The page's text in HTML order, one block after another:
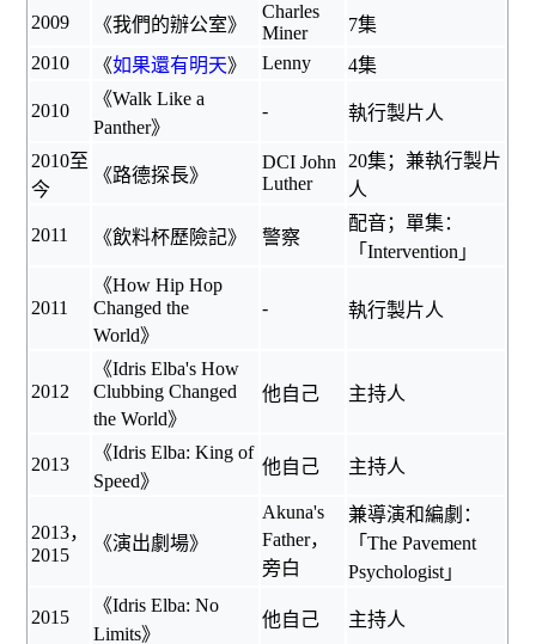
2009
《我們的辦公室》
Charles
Miner
7集
2010
《如果還有明天》 Lenny 4集
2010
《Walk Like a
Panther》
- 執行製片人
2010至
今
《路德探長》
DCI John
Luther
20集；兼執行製片
人
2011 《飲料杯歷險記》 警察
配音；單集：
「Intervention」
2011
《How Hip Hop
Changed the
World》
- 執行製片人
2012
《Idris Elba's How
Clubbing Changed
the World》
他自己 主持人
2013
《Idris Elba: King of
Speed》
他自己 主持人
2013，
2015
《演出劇場》
Akuna's
Father，
旁白
兼導演和編劇：
「The Pavement
Psychologist」
2015
《Idris Elba: No
Limits》
他自己 主持人